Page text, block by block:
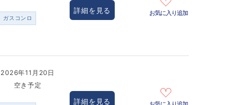
ガスコンロ
詳細を見る お気に入り追加
2026年11月20日
空き予定
詳細を見る